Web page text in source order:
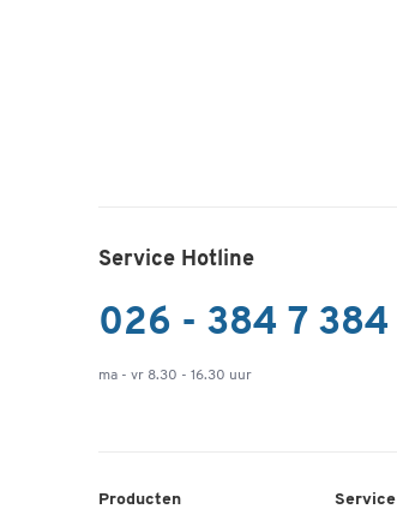
Service Hotline
026 - 384 7 384
ma - vr 8.30 - 16.30 uur
Producten Service